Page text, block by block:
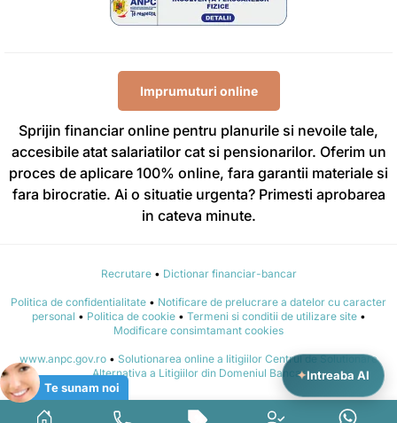
✦Intreaba AI
Imprumuturi online
Sprijin financiar online pentru planurile si nevoile tale,
accesibile atat salariatilor cat si pensionarilor. Oferim un
proces de aplicare 100% online, fara garantii materiale si
fara birocratie. Ai o situatie urgenta? Primesti aprobarea
in cateva minute.
Recrutare• Dictionar financiar-bancar
Politica de confidentialitate • Notificare de prelucrare a datelor cu caracter
personal • Politica de cookie• Termeni si conditii de utilizare site•
Modificare consimtamant cookies
www.anpc.gov.ro • Solutionarea online a litigiilor Centrul de Solutionare
Alternativa a Litigiilor din Domeniul Bancar
Te sunam noi